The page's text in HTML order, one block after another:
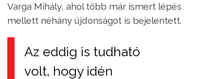
Varga Mihály, ahol több már ismert lépés
mellett néhány újdonságot is bejelentett.
Az eddig is tudható
volt, hogy idén